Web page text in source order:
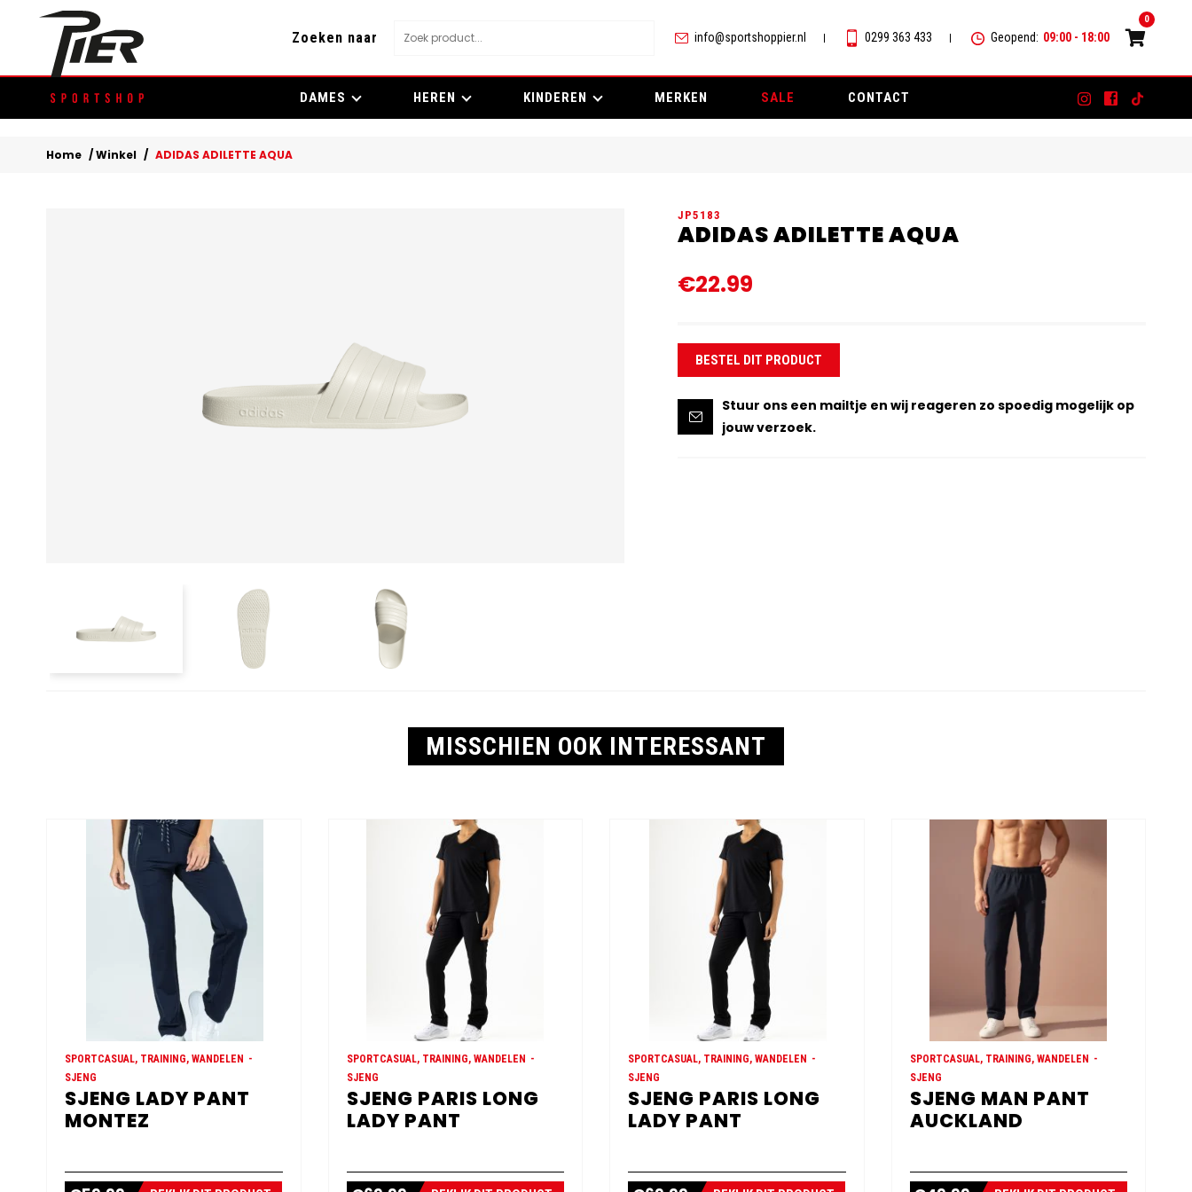
Zoeken naar info@sportshoppier.nl 0299 363 433 Geopend: 09:00 - 18:00
0
Skip
DAMES HEREN KINDEREN MERKEN SALE CONTACT
Home /Winkel / ADIDAS ADILETTE AQUA
JP5183
ADIDAS ADILETTE AQUA
€22.99
BESTEL DIT PRODUCT
Stuur ons een mailtje en wij reageren zo spoedig mogelijk op
jouw verzoek.
MISSCHIEN OOK INTERESSANT
SPORTCASUAL, TRAINING, WANDELEN
SJENG
SJENG LADY PANT
MONTEZ
SPORTCASUAL, TRAINING, WANDELEN
SJENG
SJENG PARIS LONG
LADY PANT
SPORTCASUAL, TRAINING, WANDELEN
SJENG
SJENG PARIS LONG
LADY PANT
SPORTCASUAL, TRAINING, WANDELEN
SJENG
SJENG MAN PANT
AUCKLAND